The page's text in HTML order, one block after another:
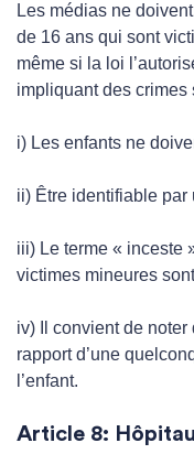
Les médias ne
de 16 ans qui sont
même si la loi
impliquant des crimes
i) Les enfants ne
ii) Être identifiable par
iii) Le terme « inceste
victimes mineures
iv) Il convient de noter
rapport d’une
l’enfant.
Article 8: